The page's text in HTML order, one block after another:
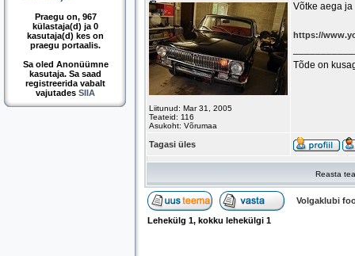
Praegu on, 967
külastaja(d) ja 0
kasutaja(d) kes on
praegu portaalis.
Sa oled Anonüümne
kasutaja. Sa saad
registreerida vabalt
vajutades SIIA
Liitunud: Mar 31, 2005
Teateid: 116
Asukoht: Võrumaa
Võtke aega
https://
Tõde on
Tagasi üles
Reasta
Volgaklubi
Lehekülg 1, kokku lehekülgi 1